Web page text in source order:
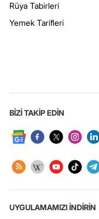
Rüya Tabirleri
Yemek Tarifleri
BİZİ TAKİP EDİN
UYGULAMAMIZI İNDİRİN